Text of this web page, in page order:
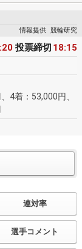
情報提供 競輪研究
投票締切 18:15
4着：53,000円、
連対率
選手コメント